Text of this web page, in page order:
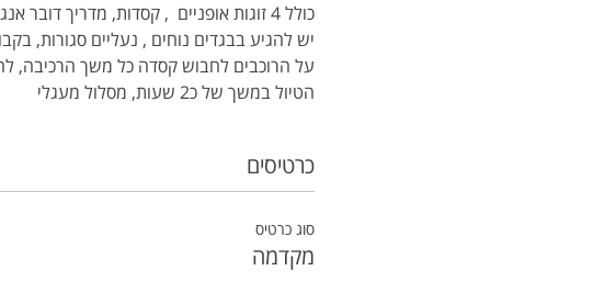
כולל 4 זוגות אופניים  , קסדות, מדריך דובר אנגלית
יש להגיע בבגדים נוחים , נעליים סגורות,
על הרוכבים לחבוש קסדה כל משך הרכיבה,
הטיול במשך של כ2 שעות, מסלול מעגלי
כרטיסים
סוג כרטיס
מקדמה